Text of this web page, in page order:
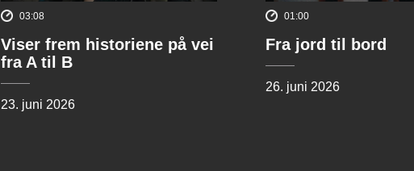
03:08
Viser frem historiene på vei
fra A til B
23. juni 2026
01:00
Fra jord til bord
26. juni 2026